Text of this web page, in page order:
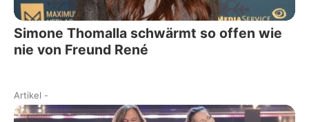
Simone Thomalla schwärmt so offen wie
nie von Freund René
Artikel -